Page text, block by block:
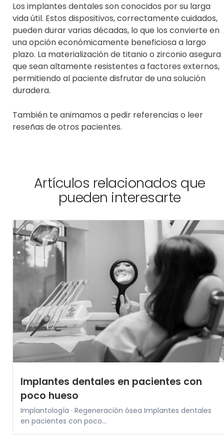
Los implantes dentales son conocidos por su larga
vida útil. Estos dispositivos, correctamente cuidados,
pueden durar varias décadas, lo que los convierte en
una opción económicamente beneficiosa a largo
plazo. La materialización de titanio o zirconio asegura
que sean altamente resistentes a factores externos,
permitiendo al paciente disfrutar de una solución
duradera.
También te animamos a pedir referencias o leer
reseñas de otros pacientes.
Artículos relacionados que
pueden interesarte
Implantes dentales en pacientes con
poco hueso
Implantología · Regeneración ósea Implantes dentales
en pacientes con poco...